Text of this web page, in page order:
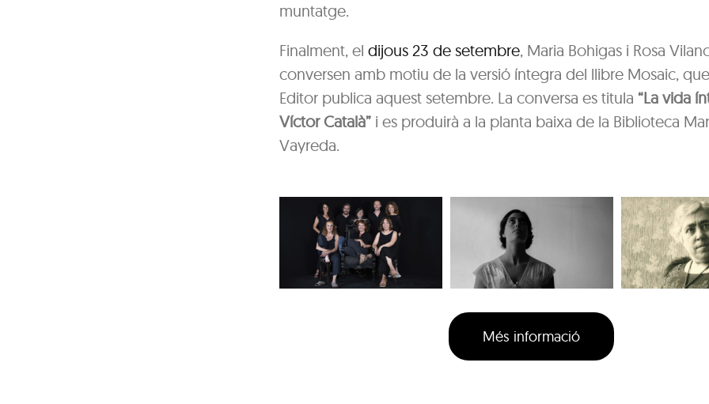
muntatge.
Finalment, eldijous 23 de setembre, Maria Bohigas i Rosa
conversen amb motiu de la versió íntegra del llibre Mosaic,
Editor publica aquest setembre. La conversa es titula“La vida
Víctor Català” i es produirà a la planta baixa de la Biblioteca
Vayreda.
Més informació